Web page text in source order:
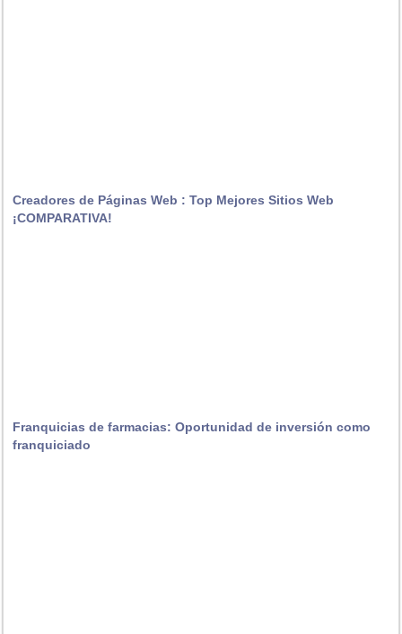
Creadores de Páginas Web : Top Mejores Sitios Web
¡COMPARATIVA!
Franquicias de farmacias: Oportunidad de inversión como
franquiciado